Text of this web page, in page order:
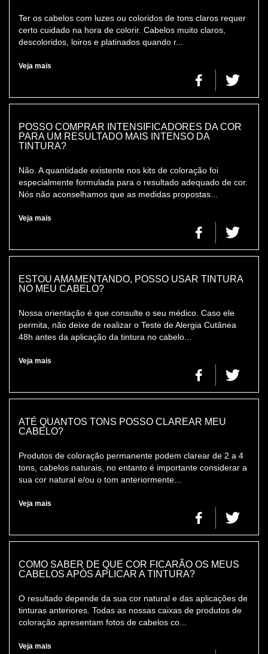
Ter os cabelos com luzes ou coloridos de tons claros requer
certo cuidado na hora de colorir. Cabelos muito claros,
descoloridos, loiros e platinados quando r...
Veja mais
POSSO COMPRAR INTENSIFICADORES DA COR
PARA UM RESULTADO MAIS INTENSO DA
TINTURA?
Não. A quantidade existente nos kits de coloração foi
especialmente formulada para o resultado adequado de cor.
Nós não aconselhamos que as medidas propostas...
Veja mais
ESTOU AMAMENTANDO, POSSO USAR TINTURA
NO MEU CABELO?
Nossa orientação é que consulte o seu médico. Caso ele
permita, não deixe de realizar o Teste de Alergia Cutânea
48h antes da aplicação da tintura no cabelo...
Veja mais
ATÉ QUANTOS TONS POSSO CLAREAR MEU
CABELO?
Produtos de coloração permanente podem clarear de 2 a 4
tons, cabelos naturais, no entanto é importante considerar a
sua cor natural e/ou o tom anteriormente...
Veja mais
COMO SABER DE QUE COR FICARÃO OS MEUS
CABELOS APÓS APLICAR A TINTURA?
O resultado depende da sua cor natural e das aplicações de
tinturas anteriores. Todas as nossas caixas de produtos de
coloração apresentam fotos de cabelos co...
Veja mais